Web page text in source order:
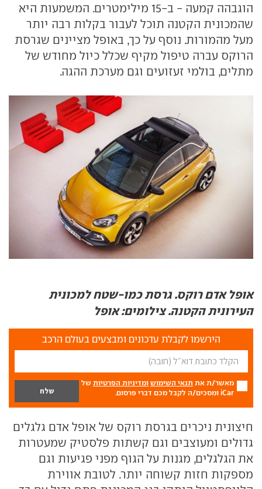
הוגבהה קמעה - ב-15 מילימטרים. המשמעות היא
שהמכונית הקטנה תוכל לעבור בקלות רבה יותר
מעל מהמורות. נוסף על כך, באופל מציינים שגרסת
הרוקס עברה טיפול מקיף שכלל כיול מחודש של
מתלים, בולמי זעזועים וגם מערכת ההגה.
אופל אדם רוקס. גרסת כמו-שטח למכונית
העירונית הקטנה. צילומים: אופל
הירשמו לקבלת עדכונים ומבצעים בעולם הרכב
מאשר/ת את תנאי השימוש ומדיניות הפרטיות של
iCar ומסכים/ה לקבל מכם דברי פרסום.
חיצונית ניכרים בגרסת רוקס של אופל אדם גלגלים
גדולים ומעוצבים וגם קשתות פלסטיק שמעטרות
את הגלגלים, מגנות על הגוף מפני פגיעות וגם
מספקות חזות קשוחה יותר. לטובת אווירת